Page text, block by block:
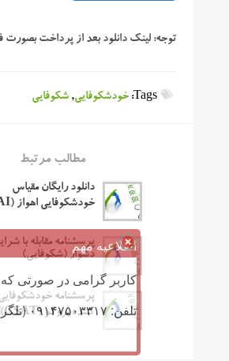
توجه: لینک دانلود بعد از پرداخت بصورت
Tags: خودشکوفایی,شکوفایی
مطالب مرتبط
دانلود رایگان مقیاس
خودشکوفایی اهواز (ASAI)
پرسشنامه مقابله با
دشوار (شکوفایی)
پرسشنامه
کننده بروکر (CSAT)
اطلاعیه مهم
کاربر گرامی در صورتی
تلفن: ۰۹۱۴۷۵۰۳۳۱۷ (تلگرام یا تماس)